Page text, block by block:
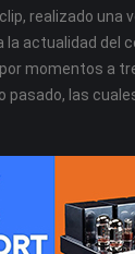
realizado una
la actualidad del
momentos a
pasado, las